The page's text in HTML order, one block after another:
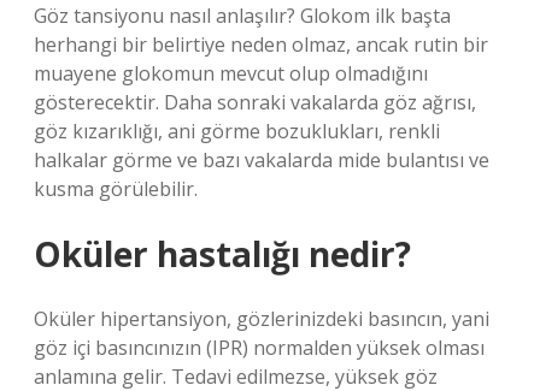
Göz tansiyonu nasıl anlaşılır? Glokom ilk başta
herhangi bir belirtiye neden olmaz, ancak rutin bir
muayene glokomun mevcut olup olmadığını
gösterecektir. Daha sonraki vakalarda göz ağrısı,
göz kızarıklığı, ani görme bozuklukları, renkli
halkalar görme ve bazı vakalarda mide bulantısı ve
kusma görülebilir.
Oküler hastalığı nedir?
Oküler hipertansiyon, gözlerinizdeki basıncın, yani
göz içi basıncınızın (IPR) normalden yüksek olması
anlamına gelir. Tedavi edilmezse, yüksek göz